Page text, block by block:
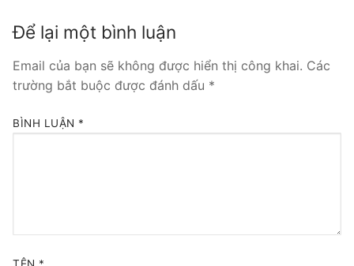
Tổng đài VoIP Yeastar S300
HOSTED PHONE SYSTEM
Tổng đài Yeastar Cloud
IPPBX FOR LARGE ENTERPRISES
FXS VoIP Gateway
Để lại một bình luận
Email của bạn sẽ không được hiển thị công khai. Các
trường bắt buộc được đánh dấu *
BÌNH LUẬN *